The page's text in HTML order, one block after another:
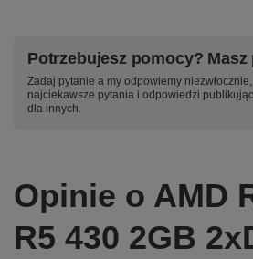
Potrzebujesz pomocy? Masz
Zadaj pytanie a my odpowiemy niezwłocznie,
najciekawsze pytania i odpowiedzi publikując
dla innych.
Opinie o AMD
R5 430 2GB